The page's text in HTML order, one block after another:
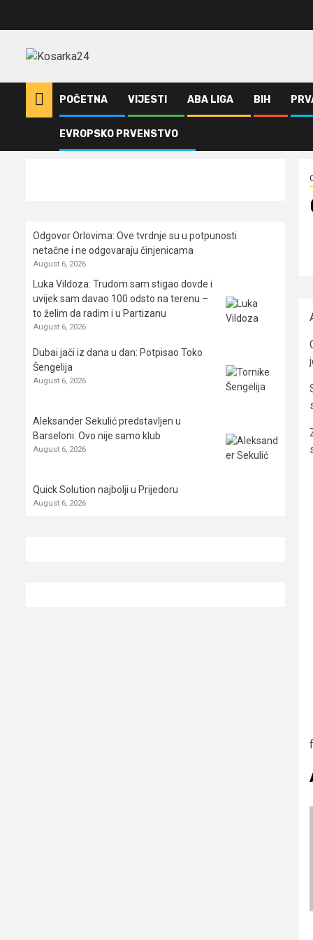
POČETNA VIJESTI ABA LIGA BIH
EVROPSKO PRVENSTVO
Ostalo Cvetković se iz Meksika vratio u Španiju
Odgovor Orlovima: ​Ove tvrdnje su u potpunosti
netačne i ne odgovaraju činjenicama
August 6, 2026
Luka Vildoza: Trudom sam stigao dovde i
uvijek sam davao 100 odsto na terenu –
to želim da radim i u Partizanu
August 6, 2026
Dubai jači iz dana u dan: Potpisao Toko
Šengelija
August 6, 2026
Aleksander Sekulić predstavljen u
Barseloni: Ovo nije samo klub
August 6, 2026
Quick Solution najbolji u Prijedoru
August 6, 2026